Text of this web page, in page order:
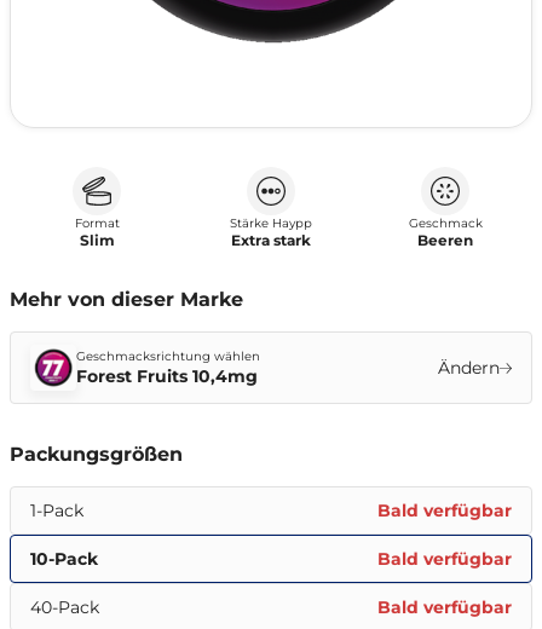
Format
Slim
Stärke Haypp
Extra stark
Geschmack
Beeren
Mehr von dieser Marke
Geschmacksrichtung wählen
Forest Fruits 10,4mg Ändern
Packungsgrößen
1-Pack Bald verfügbar
10-Pack Bald verfügbar
40-Pack Bald verfügbar